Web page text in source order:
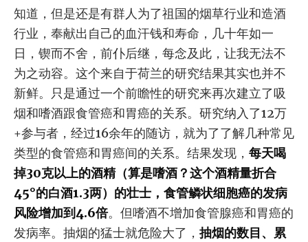
知道，但是还是有群人为了祖国的烟草行业和造酒
行业，奉献出自己的血汗钱和寿命，几十年如一
日，锲而不舍，前仆后继，每念及此，让我无法不
为之动容。这个来自于荷兰的研究结果其实也并不
新鲜。只是通过一个前瞻性的研究来再次建立了吸
烟和嗜酒跟食管癌和胃癌的关系。研究纳入了12万
+参与者，经过16余年的随访，就为了了解几种常见
类型的食管癌和胃癌间的关系。结果发现， 每天喝
掉30克以上的酒精（算是嗜酒？这个酒精量折合
45°的白酒1.3两）的壮士，食管鳞状细胞癌的发病
风险增加到4.6倍。但嗜酒不增加食管腺癌和胃癌的
发病率。抽烟的猛士就危险大了， 抽烟的数目、累